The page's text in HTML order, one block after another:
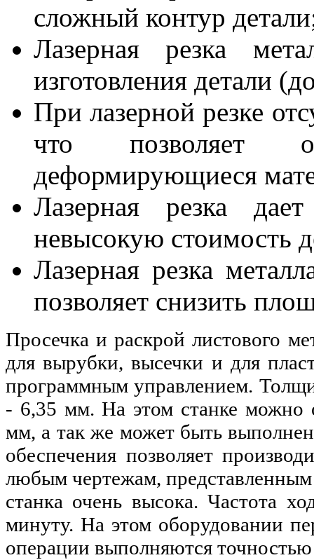
сложный контур
Лазерная резка
изготовления детали
При лазерной резке
что позволяет
деформирующиеся
Лазерная резка
невысокую стоимость
Лазерная резка
позволяет снизить
Просечка и раскрой листового
для вырубки, высечки и для
программным управлением.
- 6,35 мм. На этом станке можно
мм, а так же может быть
обеспечения позволяет
любым чертежам, представленным
станка очень высока. Частота
минуту. На этом оборудовании
операции выполняются